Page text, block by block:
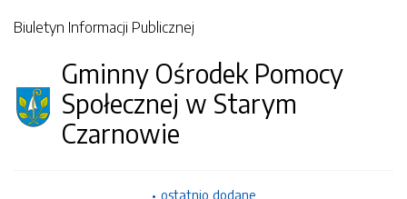
Biuletyn Informacji Publicznej
Gminny Ośrodek Pomocy
Społecznej w Starym
Czarnowie
ostatnio dodane